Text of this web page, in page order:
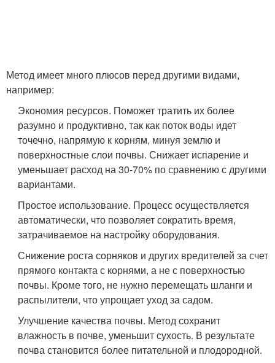
Метод имеет много плюсов перед другими видами,
например:
Экономия ресурсов. Поможет тратить их более
разумно и продуктивно, так как поток воды идет
точечно, напрямую к корням, минуя землю и
поверхностные слои почвы. Снижает испарение и
уменьшает расход на 30-70% по сравнению с другими
вариантами.
Простое использование. Процесс осуществляется
автоматически, что позволяет сократить время,
затрачиваемое на настройку оборудования.
Снижение роста сорняков и других вредителей за счет
прямого контакта с корнями, а не с поверхностью
почвы. Кроме того, не нужно перемещать шланги и
распылители, что упрощает уход за садом.
Улучшение качества почвы. Метод сохранит
влажность в почве, уменьшит сухость. В результате
почва становится более питательной и плодородной.